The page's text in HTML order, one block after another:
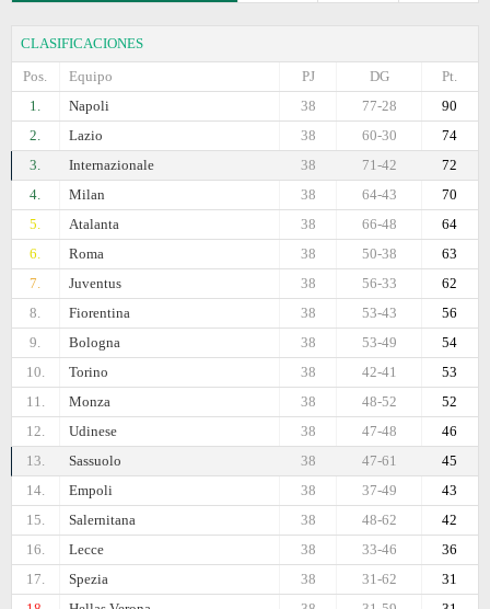
CLASIFICACIONES
Pos.
Equipo Pt.
DG
PJ
1.
Napoli 90
77-28
38
2.
Lazio 74
60-30
38
3.
Internazionale 72
71-42
38
4.
Milan 70
64-43
38
5.
Atalanta 64
66-48
38
6.
Roma 63
50-38
38
7.
Juventus 62
56-33
38
8.
Fiorentina 56
53-43
38
9.
Bologna 54
53-49
38
10.
Torino 53
42-41
38
11.
Monza 52
48-52
38
12.
Udinese 46
47-48
38
13.
Sassuolo 45
47-61
38
14.
Empoli 43
37-49
38
15.
Salernitana 42
48-62
38
16.
Lecce 36
33-46
38
17.
Spezia 31
31-62
38